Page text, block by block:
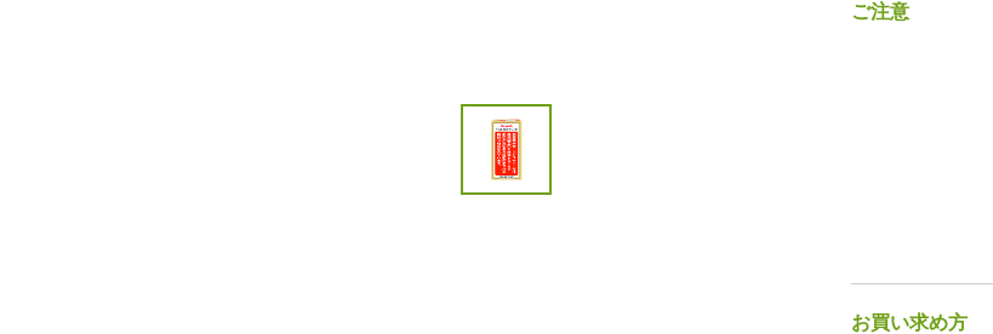
ご注意
お買い求め方